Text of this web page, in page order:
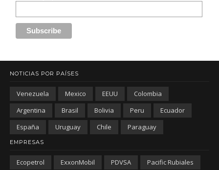
NOTICIAS POR PAÍSES
Venezuela Mexico EEUU
Colombia
Argentina
Brasil Bolivia Peru
Ecuador
España
Uruguay Chile Paraguay
EMPRESAS
Ecopetrol ExxonMobil PDVSA
Pacific Rubiales